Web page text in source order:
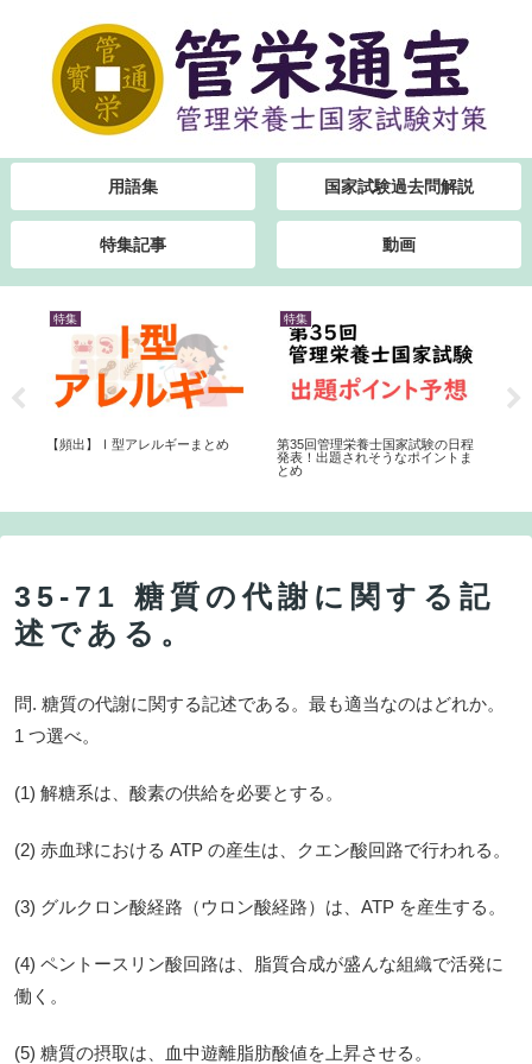
用語集 国家試験過去問解説
特集記事 動画
特集
【頻出】Ⅰ型アレルギーまとめ
特集
第35回管理栄養士国家試験の日程
発表！出題されそうなポイントま
とめ
35-71 糖質の代謝に関する記
述である。
問. 糖質の代謝に関する記述である。最も適当なのはどれか。
1 つ選べ。
(1) 解糖系は、酸素の供給を必要とする。
(2) 赤血球における ATP の産生は、クエン酸回路で行われる。
(3) グルクロン酸経路（ウロン酸経路）は、ATP を産生する。
(4) ペントースリン酸回路は、脂質合成が盛んな組織で活発に
働く。
(5) 糖質の摂取は、血中遊離脂肪酸値を上昇させる。